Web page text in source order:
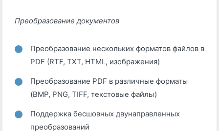
Преобразование документов
Преобразование нескольких форматов файлов в
PDF (RTF, TXT, HTML, изображения)
Преобразование PDF в различные форматы
(BMP, PNG, TIFF, текстовые файлы)
Поддержка бесшовных двунаправленных
преобразований